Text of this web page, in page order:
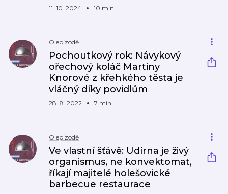
11. 10. 2024 10 min
O epizodě
Pochoutkový rok: Návykový
ořechový koláč Martiny
Knorové z křehkého těsta je
vláčný díky povidlům
28. 8. 2022 7 min
O epizodě
Ve vlastní šťávě: Udírna je živý
organismus, ne konvektomat,
říkají majitelé holešovické
barbecue restaurace